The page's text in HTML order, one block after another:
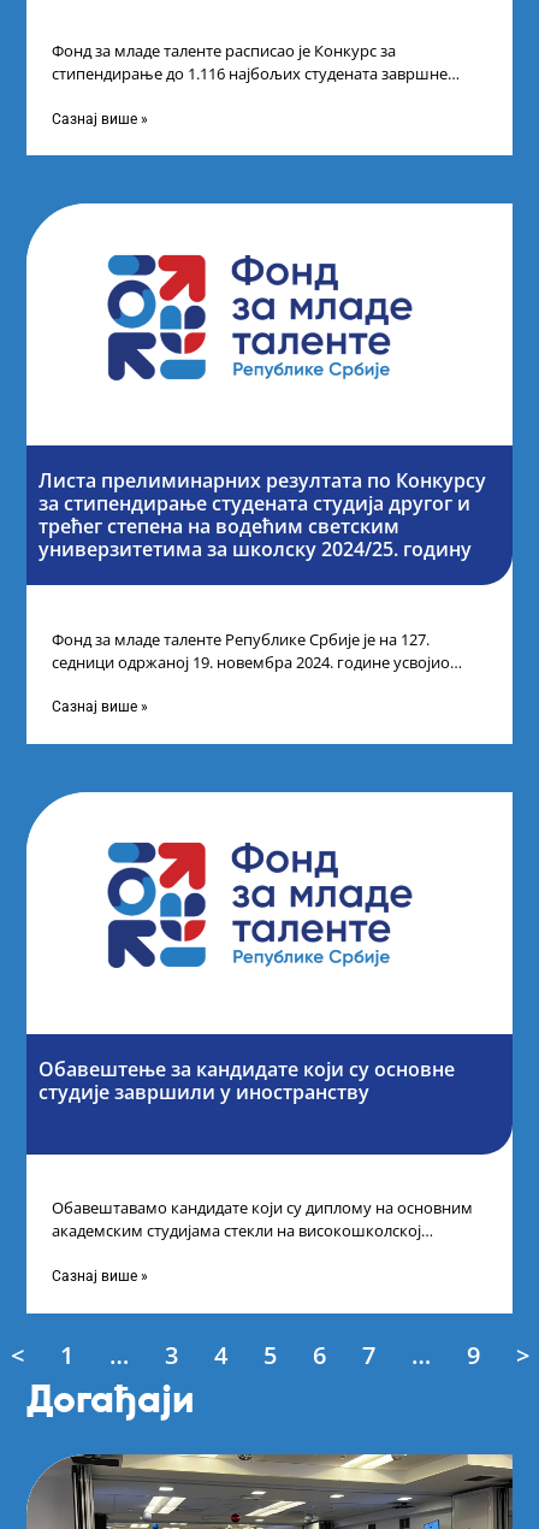
Фонд за младе таленте расписао је Конкурс за
стипендирање до 1.116 најбољих студената завршне
Сазнај више »
Листа прелиминарних резултата по Конкурсу
за стипендирање студената студија другог и
трећег степена на водећим светским
универзитетима за школску 2024/25. годину
Фонд за младе таленте Републике Србије је на 127.
седници одржаној 19. новембра 2024. године усвојио
Сазнај више »
Обавештење за кандидате који су основне
студије завршили у иностранству
Обавештавамо кандидате који су диплому на основним
академским студијама стекли на високошколској
Сазнај више »
< 1 … 3 4 5 6 7 … 9 >
Догађаји